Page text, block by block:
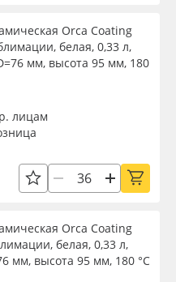
Orca Coating
белая, 0,33 л,
мм, высота 95 мм, 180
лицам
Orca Coating
белая, 0,33 л,
мм, высота 95 мм, 180 °С